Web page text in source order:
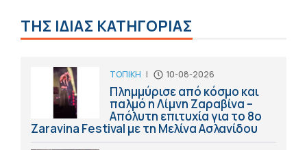
ΤΗΣ ΙΔΙΑΣ ΚΑΤΗΓΟΡΙΑΣ
ΤΟΠΙΚΗ | 10-08-2026
Πλημμύρισε από κόσμο και
παλμό η Λίμνη Ζαραβίνα –
Απόλυτη επιτυχία για το 8ο
Zaravina Festival με τη Μελίνα Ασλανίδου